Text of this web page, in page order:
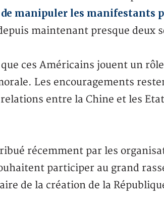
de manipuler les manifestants
maintenant presque deux
ces Américains jouent un
Les encouragements
entre la Chine et les
récemment par les
participer au grand
de la création de la